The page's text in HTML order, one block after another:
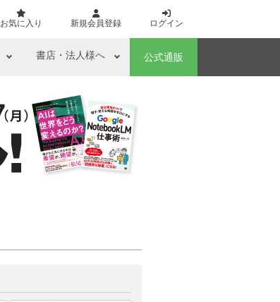
お気に入り 新規会員登録 ログイン
書店・法人様へ 公式通販